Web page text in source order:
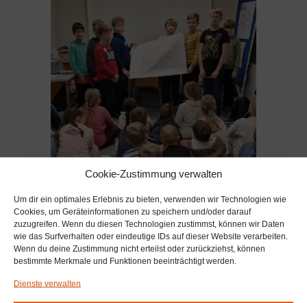
Cookie-Zustimmung verwalten
Um dir ein optimales Erlebnis zu bieten, verwenden wir Technologien wie
Cookies, um Geräteinformationen zu speichern und/oder darauf
zuzugreifen. Wenn du diesen Technologien zustimmst, können wir Daten
wie das Surfverhalten oder eindeutige IDs auf dieser Website verarbeiten.
Wenn du deine Zustimmung nicht erteilst oder zurückziehst, können
bestimmte Merkmale und Funktionen beeinträchtigt werden.
Dienste verwalten